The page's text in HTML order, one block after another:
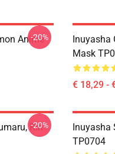
Anime
-20%
Inuyasha
Mask
€ 18,29 -
Rin
-20%
Inuyasha
TP0704